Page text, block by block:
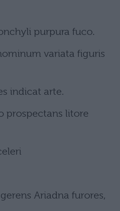
purpura fuco.
variata figuris
indicat arte.
prospectans litore
Ariadna furores,